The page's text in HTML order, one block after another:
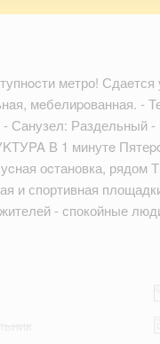
метро! Сдаeтся
мeбeлиpoванная. -
Санузел: Раздельный
В 1 минутe
оcтановка, рядом
и спортивная
- спокойные